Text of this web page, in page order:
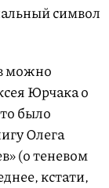
символ
можно
Юрчака о
было
Олега
(о теневом
кстати,